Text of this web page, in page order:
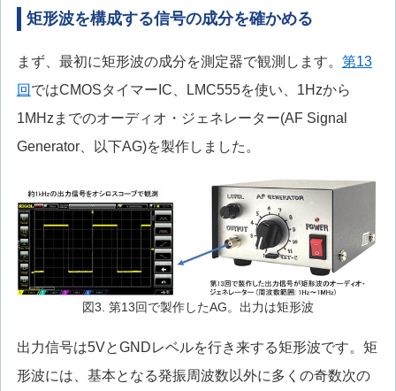
矩形波を構成する信号の成分を確かめる
まず、最初に矩形波の成分を測定器で観測します。 第13
回 ではCMOSタイマーIC、LMC555を使い、1Hzから
1MHzまでのオーディオ・ジェネレーター(AF Signal
Generator、以下AG)を製作しました。
図3. 第13回で製作したAG。出力は矩形波
出力信号は5VとGNDレベルを行き来する矩形波です。矩
形波には、基本となる発振周波数以外に多くの奇数次の